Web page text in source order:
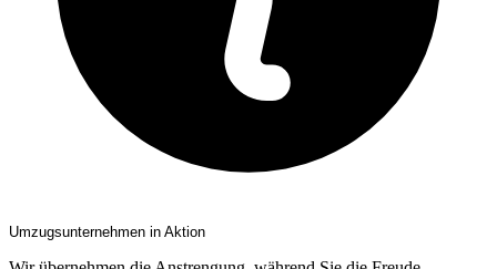
Umzugsunternehmen in Aktion